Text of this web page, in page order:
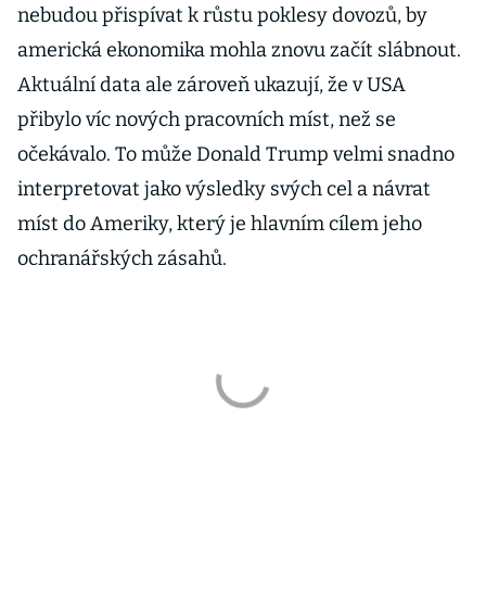
nebudou přispívat k růstu poklesy dovozů, by
americká ekonomika mohla znovu začít slábnout.
Aktuální data ale zároveň ukazují, že v USA
přibylo víc nových pracovních míst, než se
očekávalo. To může Donald Trump velmi snadno
interpretovat jako výsledky svých cel a návrat
míst do Ameriky, který je hlavním cílem jeho
ochranářských zásahů.